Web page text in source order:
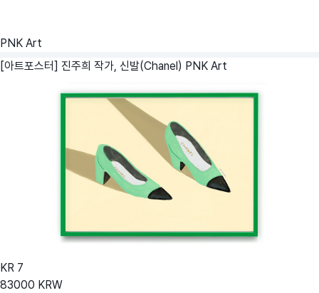
PNK Art
[아트포스터] 진주희 작가, 신발(Chanel) PNK Art
KR 7
83000 KRW